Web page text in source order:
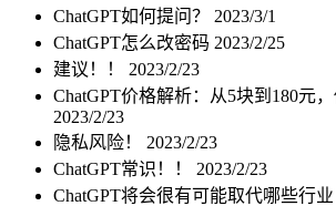
ChatGPT如何提问？ 2023/3/1
ChatGPT怎么改密码 2023/2/25
建议！！ 2023/2/23
ChatGPT价格解析：从5块到180元，
2023/2/23
隐私风险！ 2023/2/23
ChatGPT常识！！ 2023/2/23
ChatGPT将会很有可能取代哪些行业